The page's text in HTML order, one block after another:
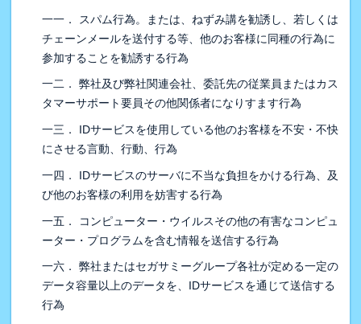
一一． スパム行為。または、ねずみ講を勧誘し、若しくは
チェーンメールを送付する等、他のお客様に同種の行為に
参加することを勧誘する行為
一二． 弊社及び弊社関連会社、委託先の従業員またはカス
タマーサポート要員その他関係者になりすます行為
一三． IDサービスを使用している他のお客様を不安・不快
にさせる言動、行動、行為
一四． IDサービスのサーバに不当な負担をかける行為、及
び他のお客様の利用を妨害する行為
一五． コンピューター・ウイルスその他の有害なコンピュ
ーター・プログラムを含む情報を送信する行為
一六． 弊社またはセガサミーグループ各社が定める一定の
データ容量以上のデータを、IDサービスを通じて送信する
行為